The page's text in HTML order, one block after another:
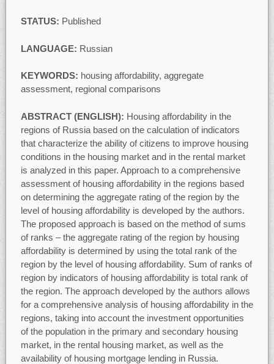
STATUS: Published
LANGUAGE: Russian
KEYWORDS: housing affordability, aggregate
assessment, regional comparisons
ABSTRACT (ENGLISH): Housing affordability in the
regions of Russia based on the calculation of indicators
that characterize the ability of citizens to improve housing
conditions in the housing market and in the rental market
is analyzed in this paper. Approach to a comprehensive
assessment of housing affordability in the regions based
on determining the aggregate rating of the region by the
level of housing affordability is developed by the authors.
The proposed approach is based on the method of sums
of ranks – the aggregate rating of the region by housing
affordability is determined by using the total rank of the
region by the level of housing affordability. Sum of ranks of
region by indicators of housing affordability is total rank of
the region. The approach developed by the authors allows
for a comprehensive analysis of housing affordability in the
regions, taking into account the investment opportunities
of the population in the primary and secondary housing
market, in the rental housing market, as well as the
availability of housing mortgage lending in Russia.